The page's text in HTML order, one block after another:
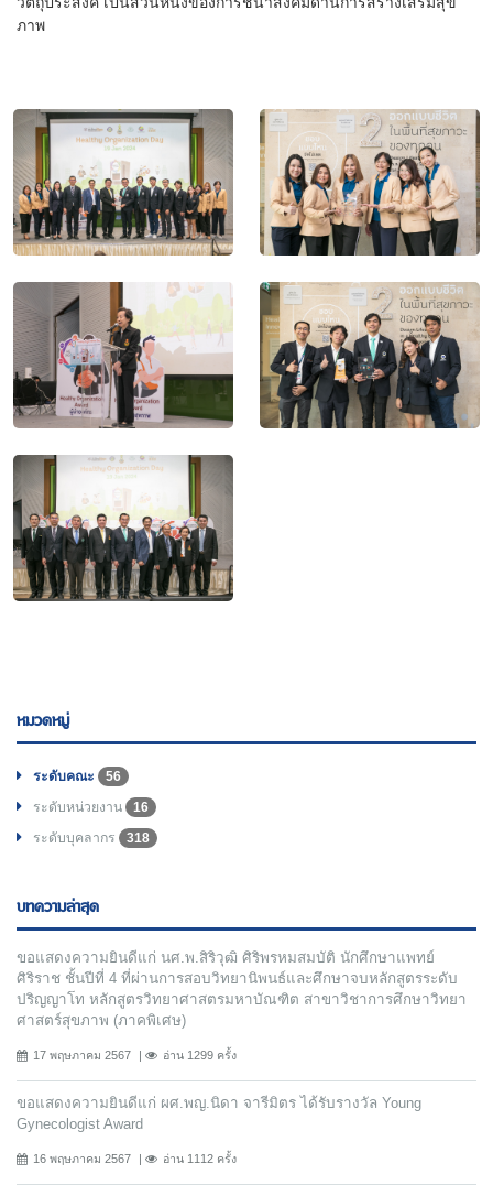
ภาพ
หมวดหมู่
ระดับคณะ
56
ระดับหน่วยงาน
16
ระดับบุคลากร
318
บทความล่าสุด
ขอแสดงความยินดีแก่ นศ.พ.สิริวุฒิ ศิริพรหมสมบัติ นักศึกษาแพทย์
ศิริราช ชั้นปีที่ 4 ที่ผ่านการสอบวิทยานิพนธ์และศึกษาจบหลักสูตรระดับ
ปริญญาโท หลักสูตรวิทยาศาสตรมหาบัณฑิต สาขาวิชาการศึกษาวิทยา
ศาสตร์สุขภาพ (ภาคพิเศษ)
17 พฤษภาคม 2567 อ่าน 1299 ครั้ง
ขอแสดงความยินดีแก่ ผศ.พญ.นิดา จารีมิตร ได้รับรางวัล Young
Gynecologist Award
16 พฤษภาคม 2567 อ่าน 1112 ครั้ง